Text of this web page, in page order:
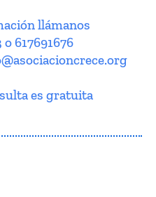
llámanos
617691676
es gratuita